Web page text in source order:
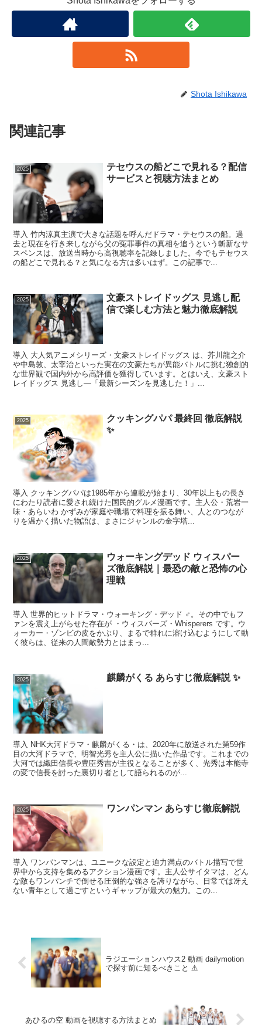
Shota Ishikawa
関連記事
2025
テセウスの船どこで見れる？配信
サービスと視聴方法まとめ
導入 竹内涼真主演で大きな話題を呼んだドラマ・テセウスの船。過
去と現在を行き来しながら父の冤罪事件の真相を追うという斬新なサ
スペンスは、放送当時から高視聴率を記録しました。今でもテセウス
の船どこで見れる？と気になる方は多いはず。この記事で...
2025
文豪ストレイドッグス 見逃し配
信で楽しむ方法と魅力徹底解説
導入 大人気アニメシリーズ・文豪ストレイドッグス は、芥川龍之介
や中島敦、太宰治といった実在の文豪たちが異能バトルに挑む独創的
な世界観で国内外から高評価を獲得しています。とはいえ、文豪スト
レイドッグス 見逃し—「最新シーズンを見逃した！」...
2025
クッキングパパ 最終回 徹底解説
✨
導入 クッキングパパは1985年から連載が始まり、30年以上もの長き
にわたり読者に愛され続けた国民的グルメ漫画です。主人公・荒岩一
味・あらいわ かずみが家庭や職場で料理を振る舞い、人とのつなが
りを温かく描いた物語は、まさにジャンルの金字塔...
2025
ウォーキングデッド ウィスパー
ズ徹底解説｜最恐の敵と恐怖の心
理戦
導入 世界的ヒットドラマ・ウォーキング・デッド ‍♂️。その中でもフ
ァンを震え上がらせた存在が ・ウィスパーズ・Whisperers です。ウ
ォーカー・ゾンビの皮をかぶり、まるで群れに溶け込むようにして動
く彼らは、従来の人間敵勢力とはまっ...
2025 麒麟がくる あらすじ徹底解説 ✨
導入 NHK大河ドラマ・麒麟がくる・は、2020年に放送された第59作
目の大河ドラマで、明智光秀を主人公に描いた作品です。これまでの
大河では織田信長や豊臣秀吉が主役となることが多く、光秀は本能寺
の変で信長を討った裏切り者として語られるのが...
2025 ワンパンマン あらすじ徹底解説
導入 ワンパンマンは、ユニークな設定と迫力満点のバトル描写で世
界中から支持を集めるアクション漫画です。主人公サイタマは、どん
な敵もワンパンチで倒せる圧倒的な強さを誇りながら、日常では冴え
ない青年として過ごすというギャップが最大の魅力。この...
ラジエーションハウス2 動画 dailymotion
で探す前に知るべきこと ⚠️
あひるの空 動画を視聴する方法まとめ